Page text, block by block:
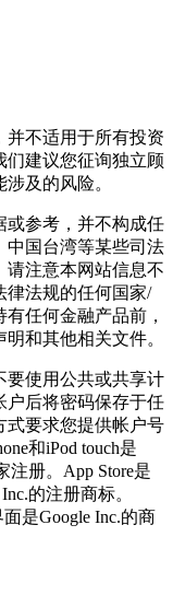
并不适用于所有投资
们建议您征询独立顾
及的风险。
或参考，并不构成任
中国台湾等某些司法
请注意本网站信息不
律法规的任何国家/
任何金融产品前，
和其他相关文件。
要使用公共或共享计
户后将密码保存于任
式要求您提供帐户号
和iPod touch是
注册。App Store是
的注册商标。
是Google Inc.的商